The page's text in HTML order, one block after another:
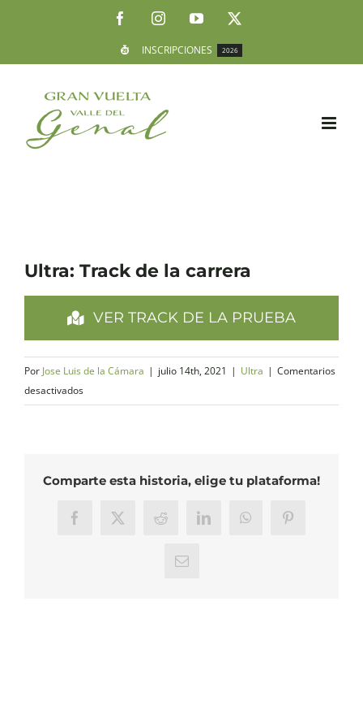
contenido
FacebookInstagramYouTube
INSCRIPCIONES 2026
Ultra: Track de la carrera
VER TRACK DE LA PRUEBA
Por Jose Luis de la Cámara | julio 14th, 2021 | Ultra | Comentarios
desactivadosen
Ultra:
carrera
Comparte esta historia, elige tu plataforma!
Facebook
X Reddit LinkedInWhatsAppPinterest
Correo